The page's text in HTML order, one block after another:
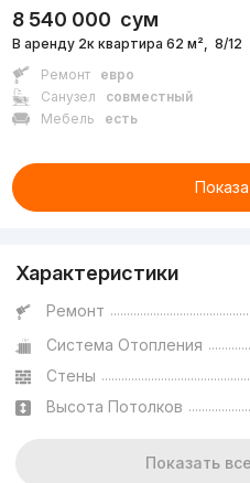
8 540 000 сум
В аренду 2к квартира 62 м²,
8/12
Ремонт
евро
Санузел
совместный
Мебель
есть
Характеристики
Ремонт
Система Отопления
Стены
Высота Потолков
Показать